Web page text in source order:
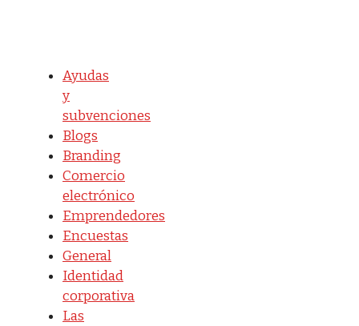
Ayudas
y
subvenciones
Blogs
Branding
Comercio
electrónico
Emprendedores
Encuestas
General
Identidad
corporativa
Las